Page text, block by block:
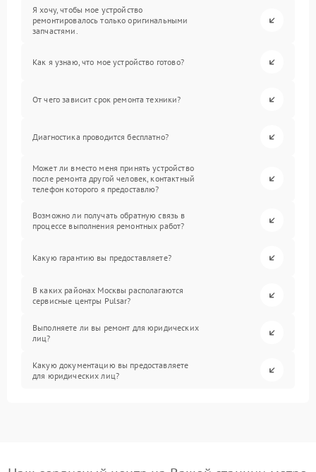
Я хочу, чтобы мое устройство
ремонтировалось только оригинальными
запчастями.
Как я узнаю, что мое устройство готово?
От чего зависит срок ремонта техники?
Диагностика проводится бесплатно?
Может ли вместо меня принять устройство
после ремонта другой человек, контактный
телефон которого я предоставлю?
Возможно ли получать обратную связь в
процессе выполнения ремонтных работ?
Какую гарантию вы предоставляете?
В каких районах Москвы располагаются
сервисные центры Pulsar?
Выполняете ли вы ремонт для юридических
лиц?
Какую документацию вы предоставляете
для юридических лиц?